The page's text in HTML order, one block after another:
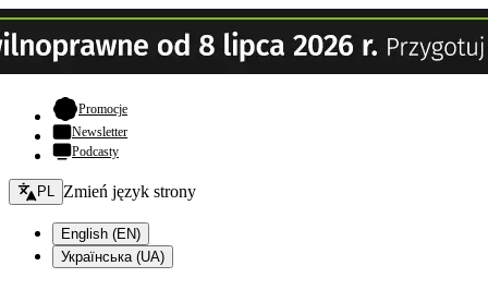
Promocje- otwiera się w nowej karcie
Newsletter
Podcasty
Zmień język - bieżący:
PL Zmień język strony
English (EN)
Українська (UA)